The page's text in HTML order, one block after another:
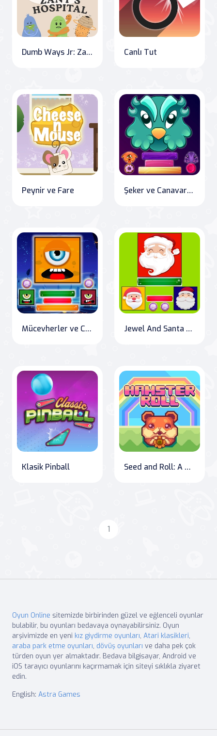
Dumb Ways Jr: Zany's Hospital Havoc Canlı Tut
Peynir ve Fare Şeker ve Canavarlar
Mücevherler ve Canavar Jewel And Santa Claus
Klasik Pinball Seed and Roll: A Hamster's Journey
1
Oyun Online sitemizde birbirinden güzel ve eğlenceli oyunlar
bulabilir, bu oyunları bedavaya oynayabilirsiniz. Oyun
arşivimizde en yeni kız giydirme oyunları, Atari klasikleri,
araba park etme oyunları, dövüş oyunları ve daha pek çok
türden oyun yer almaktadır. Bedava bilgisayar, Android ve
iOS tarayıcı oyunlarını kaçırmamak için siteyi sıklıkla ziyaret
edin.
English: Astra Games